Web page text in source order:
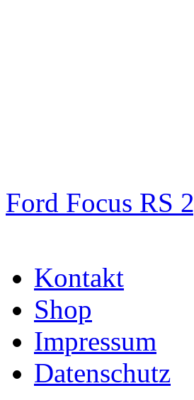
Ford Focus RS
Kontakt
Shop
Impressum
Datenschutz